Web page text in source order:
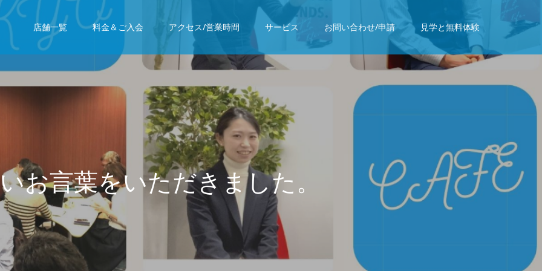
店舗一覧 料金＆ご入会 アクセス/営業時間 サービス お問い合わせ/申請 見学と無料体験
いお言葉をいただき ました。